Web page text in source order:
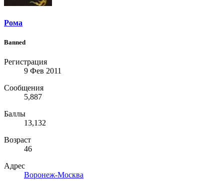
Рома
Banned
Регистрация
9 Фев 2011
Сообщения
5,887
Баллы
13,132
Возраст
46
Адрес
Воронеж-Москва